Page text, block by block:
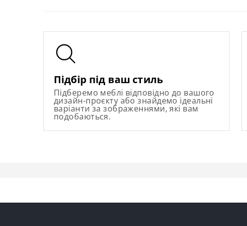
Підбір під ваш стиль
Підберемо меблі відповідно до вашого
дизайн-проєкту або знайдемо ідеальні
варіанти за зображеннями, які вам
подобаються.